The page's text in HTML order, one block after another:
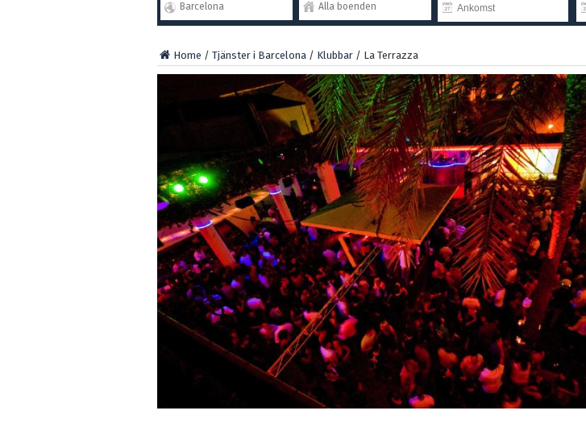
Barcelona Alla boenden
Home / Tjänster i Barcelona/ Klubbar/ La Terrazza